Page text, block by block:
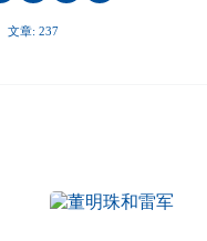
文章: 237